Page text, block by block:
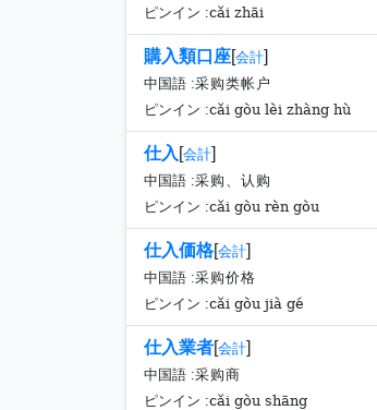
ピンイン :cǎi zhāi
購入類口座[会計]
中国語 :采购类帐户
ピンイン :cǎi gòu lèi zhàng hù
仕入 [会計]
中国語 :采购、认购
ピンイン :cǎi gòu rèn gòu
仕入価格[会計]
中国語 :采购价格
ピンイン :cǎi gòu jià gé
仕入業者[会計]
中国語 :采购商
ピンイン :cǎi gòu shāng